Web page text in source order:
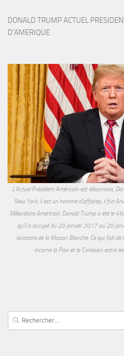
DONALD TRUMP ACTUEL
D'AMERIQUE
L'Actuel Président Américain est désormais,
New York, il est un homme d'affaires, il fut
Milliardaire Américain. Donald Trump a été le
qu'il a occupé du 20 janvier 2017 au 20
locataire de la Maison Blanche. Ce qui fait de
incarne la Paix et la Cohésion entre
Rechercher :